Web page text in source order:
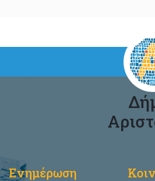
Ενημέρωση